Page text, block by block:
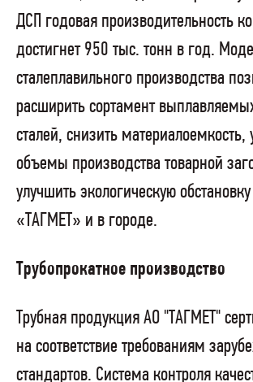
ДСП годовая производительность
достигнет 950 тыс. тонн в год.
сталеплавильного производства
расширить сортамент
сталей, снизить материалоемкость,
объемы производства товарной
улучшить экологическую
«ТАГМЕТ» и в городе.
Трубопрокатное производство
Трубная продукция АО "ТАГМЕТ"
на соответствие требованиям
стандартов. Система контроля